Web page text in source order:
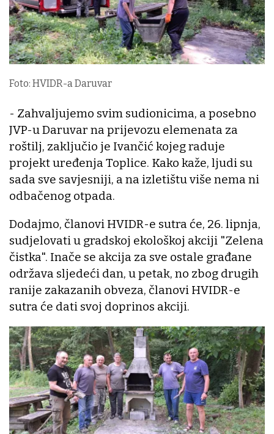
Foto: HVIDR-a Daruvar
- Zahvaljujemo svim sudionicima, a posebno
JVP-u Daruvar na prijevozu elemenata za
roštilj, zaključio je Ivančić kojeg raduje
projekt uređenja Toplice. Kako kaže, ljudi su
sada sve savjesniji, a na izletištu više nema ni
odbačenog otpada.
Dodajmo, članovi HVIDR-e sutra će, 26. lipnja,
sudjelovati u gradskoj ekološkoj akciji "Zelena
čistka". Inače se akcija za sve ostale građane
održava sljedeći dan, u petak, no zbog drugih
ranije zakazanih obveza, članovi HVIDR-e
sutra će dati svoj doprinos akciji.